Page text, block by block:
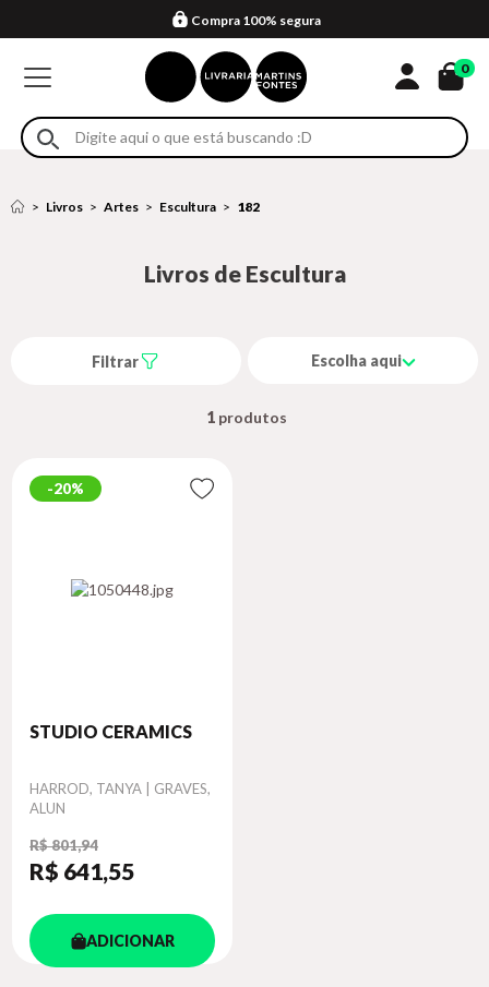
Formas de entrega
Compra 100% segura
Em até 4x sem juros no cartão*
Retire na loja
Eventos
0
Livros Artes Escultura 182
Livros de Escultura
Filtrar Escolha aqui
1
20%
STUDIO CERAMICS
Autor
HARROD, TANYA | GRAVES,
ALUN
R$ 801,94
R$ 641,55
ADICIONAR